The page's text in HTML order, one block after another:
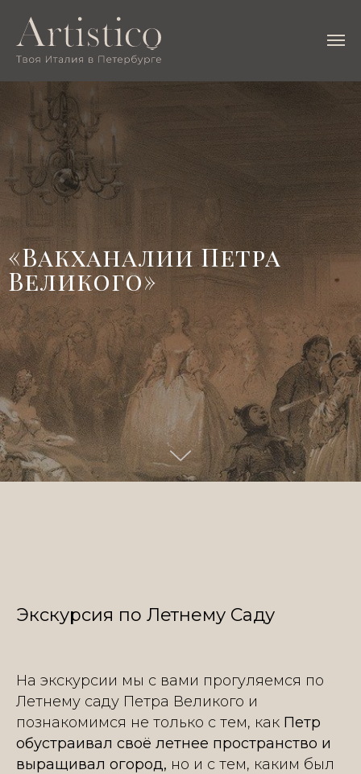
«Вакханалии Петра
Великого»
Экскурсия по Летнему Саду
На экскурсии мы с вами прогуляемся по
Летнему саду Петра Великого и
познакомимся не только с тем, как Петр
обустраивал своё летнее пространство и
выращивал огород, но и с тем, каким был